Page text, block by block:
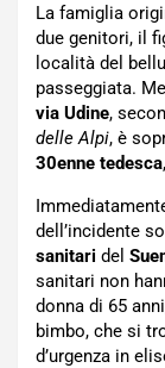
La famiglia
due genitori, il
località del
passeggiata.
via Udine,
delle Alpi, è
30enne tedesca
dell’incidente
sanitari del
sanitari non
donna di 65
bimbo, che si
d’urgenza in